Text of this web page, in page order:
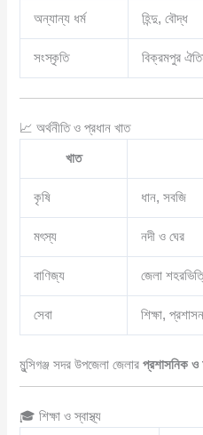
অন্যান্য ধর্ম হিন্দু, বৌদ্ধ
সংস্কৃতি বিক্রমপুর
📈 অর্থনীতি ও প্রধান খাত
খাত
কৃষি ধান, সবজি
মৎস্য নদী ও ঘের
বাণিজ্য জেলা
সেবা শিক্ষা, প্রশাসন
মুন্সিগঞ্জ সদর উপজেলা জেলারপ্রশাসনিক ও
🎓 শিক্ষা ও স্বাস্থ্য